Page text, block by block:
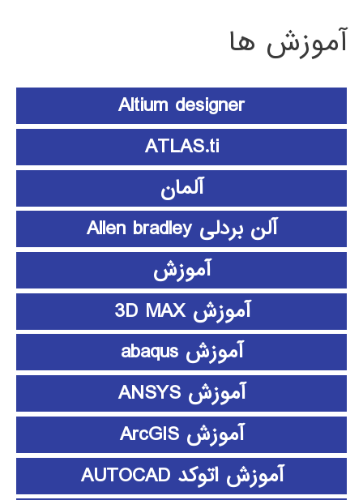
آموزش ها
Altium designer
ATLAS.ti
آلمان
آلن بردلی Allen bradley
آموزش
آموزش 3D MAX
آموزش abaqus
آموزش ANSYS
آموزش ArcGIS
آموزش اتوکد AUTOCAD